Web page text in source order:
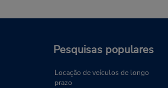
Pesquisas populares
Locação de veículos de longo
prazo